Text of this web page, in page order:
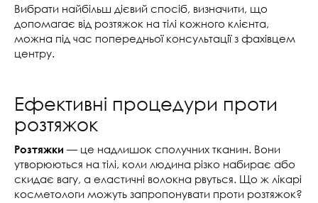
Вибрати найбільш дієвий спосіб, визначити, що
допомагає від розтяжок на тілі кожного клієнта,
можна під час попередньої консультації з фахівцем
центру.
Ефективні процедури проти
розтяжок
Розтяжки — це надлишок сполучних тканин. Вони
утворюються на тілі, коли людина різко набирає або
скидає вагу, а еластичні волокна рвуться. Що ж лікарі
косметологи можуть запропонувати проти розтяжок?